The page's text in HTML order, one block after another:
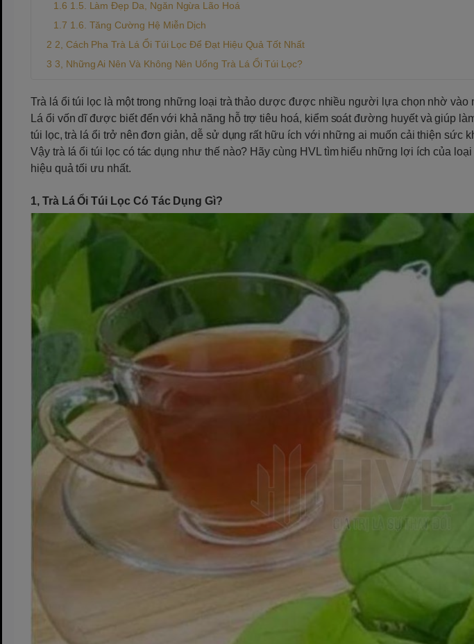
1.5. Làm Đẹp Da, Ngăn Ngừa Lão Hoá
1.6. Tăng Cường Hệ Miễn Dịch
2, Cách Pha Trà Lá Ổi Túi Lọc Để Đạt Hiệu Quả Tốt Nhất
3, Những Ai Nên Và Không Nên Uống Trà Lá Ổi Túi Lọc?
Trà lá ổi túi lọc là một trong những loại trà thảo dược được nhiều người lựa chọn nhờ
Lá ổi vốn dĩ được biết đến với khả năng hỗ trợ tiêu hoá, kiểm soát đường huyết và giúp
túi lọc, trà lá ổi trở nên đơn giản, dễ sử dụng rất hữu ích với những ai muốn cải thiện sức
Vậy trà lá ổi túi lọc có tác dụng như thế nào? Hãy cùng HVL tìm hiểu những lợi ích của
hiệu quả tối ưu nhất.
1, Trà Lá Ổi Túi Lọc Có Tác Dụng Gì?